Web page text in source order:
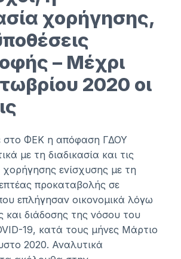
χορήγησης,
– Μέχρι
2020 οι
στο ΦΕΚ η απόφαση ΓΔΟΥ
με τη διαδικασία και τις
χορήγησης ενίσχυσης με τη
προκαταβολής σε
επλήγησαν οικονομικά λόγω
και διάδοσης της νόσου του
19, κατά τους μήνες Μάρτιο
2020. Αναλυτικά